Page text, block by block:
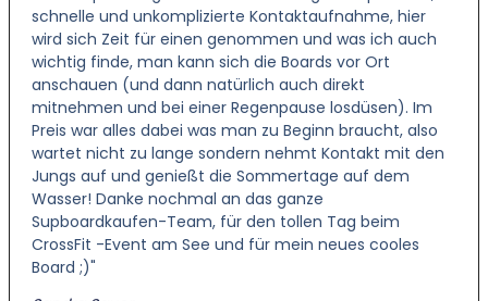
schnelle und unkomplizierte Kontaktaufnahme, hier
wird sich Zeit für einen genommen und was ich auch
wichtig finde, man kann sich die Boards vor Ort
anschauen (und dann natürlich auch direkt
mitnehmen und bei einer Regenpause losdüsen). Im
Preis war alles dabei was man zu Beginn braucht, also
wartet nicht zu lange sondern nehmt Kontakt mit den
Jungs auf und genießt die Sommertage auf dem
Wasser! Danke nochmal an das ganze
Supboardkaufen-Team, für den tollen Tag beim
CrossFit -Event am See und für mein neues cooles
Board ;)"